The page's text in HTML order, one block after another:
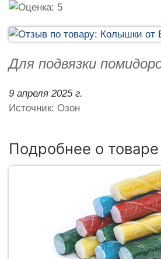
Для подвязки
9 апреля 2025 г.
Источник: Озон
Подробнее о товаре